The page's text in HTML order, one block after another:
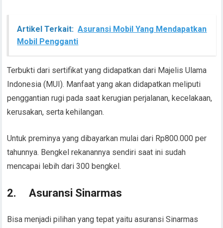
Artikel Terkait: Asuransi Mobil Yang Mendapatkan
Mobil Pengganti
Terbukti dari sertifikat yang didapatkan dari Majelis Ulama
Indonesia (MUI). Manfaat yang akan didapatkan meliputi
penggantian rugi pada saat kerugian perjalanan, kecelakaan,
kerusakan, serta kehilangan.
Untuk preminya yang dibayarkan mulai dari Rp800.000 per
tahunnya. Bengkel rekanannya sendiri saat ini sudah
mencapai lebih dari 300 bengkel.
2.Asuransi Sinarmas
Bisa menjadi pilihan yang tepat yaitu asuransi Sinarmas